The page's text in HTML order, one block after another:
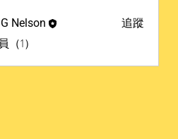
Nelson
追蹤
1）